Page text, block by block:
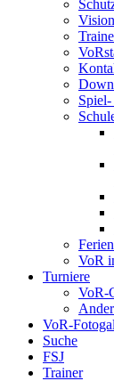
Spiel-
VoR
Turniere
VoR-
VoR-
Suche
FSJ
Trainer